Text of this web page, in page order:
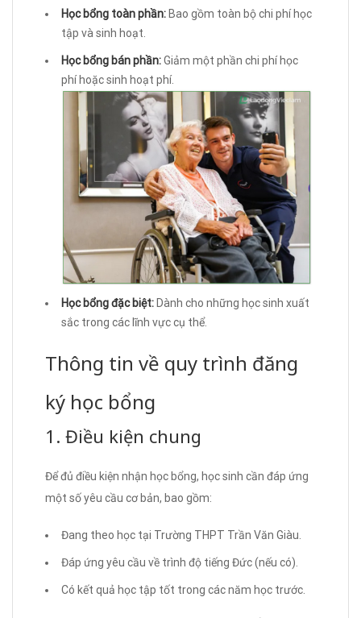
Học bổng toàn phần: Bao gồm toàn bộ chi phí học
tập và sinh hoạt.
Học bổng bán phần:Giảm một phần chi phí học
phí hoặc sinh hoạt phí.
Học bổng đặc biệt: Dành cho những học sinh xuất
sắc trong các lĩnh vực cụ thể.
Thông tin về quy trình đăng
ký học bổng
1. Điều kiện chung
Để đủ điều kiện nhận học bổng, học sinh cần đáp ứng
một số yêu cầu cơ bản, bao gồm:
Đang theo học tại Trường THPT Trần Văn Giàu.
Đáp ứng yêu cầu về trình độ tiếng Đức (nếu có).
Có kết quả học tập tốt trong các năm học trước.